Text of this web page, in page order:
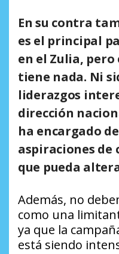
En su contra
es el principal
en el Zulia,
tiene nada. Ni
liderazgos
dirección
ha encargado
aspiraciones
que pueda
Además, no
como una
ya que la
está siendo